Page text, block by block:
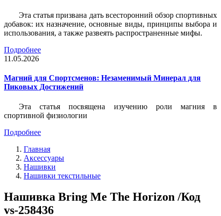
Эта статья призвана дать всесторонний обзор спортивных
добавок: их назначение, основные виды, принципы выбора и
использования, а также развеять распространенные мифы.
Подробнее
11.05.2026
Магний для Спортсменов: Незаменимый Минерал для
Пиковых Достижений
Эта статья посвящена изучению роли магния в
спортивной физиологии
Подробнее
Главная
Аксессуары
Нашивки
Нашивки текстильные
Нашивка Bring Me The Horizon /Код
vs-258436